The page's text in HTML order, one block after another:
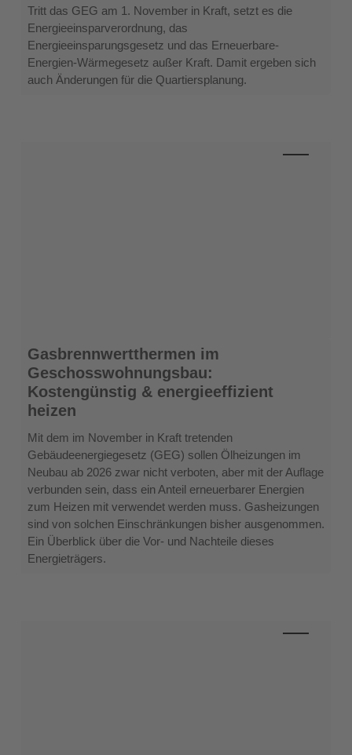
2020:
GEG
Tritt das GEG am 1. November in Kraft, setzt es die
Energieeinsparverordnung, das
Energieeinsparungsgesetz und das Erneuerbare-
Energien-Wärmegesetz außer Kraft. Damit ergeben sich
auch Änderungen für die Quartiersplanung.
Gasbrennwertthermen
im
Geschosswohnungsbau:
Kostengünstig
heizen
Gasbrennwertthermen im
Geschosswohnungsbau:
Kostengünstig & energieeffizient
heizen
Mit dem im November in Kraft tretenden
Gebäudeenergiegesetz (GEG) sollen Ölheizungen im
Neubau ab 2026 zwar nicht verboten, aber mit der Auflage
verbunden sein, dass ein Anteil erneuerbarer Energien
zum Heizen mit verwendet werden muss. Gasheizungen
sind von solchen Einschränkungen bisher ausgenommen.
Ein Überblick über die Vor- und Nachteile dieses
Energieträgers.